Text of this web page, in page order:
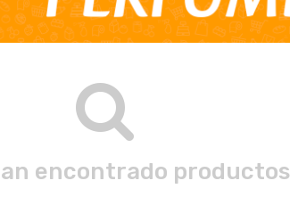
encontrado productos